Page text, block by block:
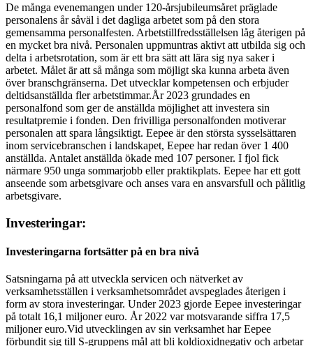
De många evenemangen under 120-årsjubileumsåret präglade
personalens år såväl i det dagliga arbetet som på den stora
gemensamma personalfesten. Arbetstillfredsställelsen låg återigen på
en mycket bra nivå. Personalen uppmuntras aktivt att utbilda sig och
delta i arbetsrotation, som är ett bra sätt att lära sig nya saker i
arbetet. Målet är att så många som möjligt ska kunna arbeta även
över branschgränserna. Det utvecklar kompetensen och erbjuder
deltidsanställda fler arbetstimmar.År 2023 grundades en
personalfond som ger de anställda möjlighet att investera sin
resultatpremie i fonden. Den frivilliga personalfonden motiverar
personalen att spara långsiktigt. Eepee är den största sysselsättaren
inom servicebranschen i landskapet, Eepee har redan över 1 400
anställda. Antalet anställda ökade med 107 personer. I fjol fick
närmare 950 unga sommarjobb eller praktikplats. Eepee har ett gott
anseende som arbetsgivare och anses vara en ansvarsfull och pålitlig
arbetsgivare.
Investeringar:
Investeringarna fortsätter på en bra nivå
Satsningarna på att utveckla servicen och nätverket av
verksamhetsställen i verksamhetsområdet avspeglades återigen i
form av stora investeringar. Under 2023 gjorde Eepee investeringar
på totalt 16,1 miljoner euro. År 2022 var motsvarande siffra 17,5
miljoner euro.Vid utvecklingen av sin verksamhet har Eepee
förbundit sig till S-gruppens mål att bli koldioxidnegativ och arbetar